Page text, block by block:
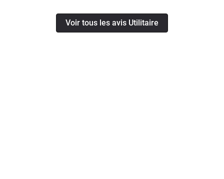
Voir tous les avis Utilitaire